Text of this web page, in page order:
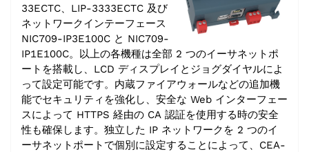
33ECTC、LIP-3333ECTC 及び
ネットワークインテーフェース
NIC709-IP3E100C と NIC709-
IP1E100C。以上の各機種は全部 2 つのイーサネットポ
ートを搭載し、LCD ディスプレイとジョグダイヤルによ
って設定可能です。内蔵ファイアウォールなどの追加機
能でセキュリティを強化し、安全な Web インターフェー
スによって HTTPS 経由の CA 認証を使用する時の安全
性も確保します。独立した IP ネットワークを 2 つのイ
ーサネットポートで個別に設定することによって、CEA-